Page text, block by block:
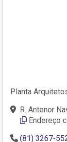
Planta
R. Antenor
Endereço
(81) 3267-